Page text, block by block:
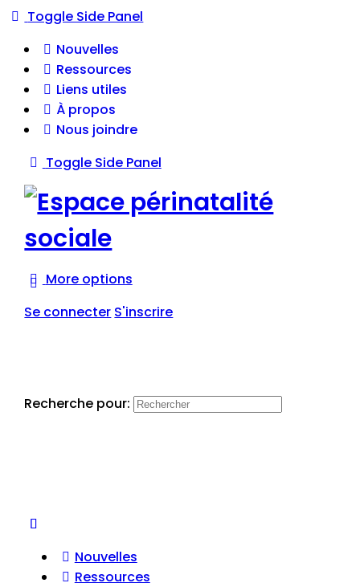
Toggle Side Panel
Nouvelles
Ressources
Liens utiles
À propos
Nous joindre
Toggle Side Panel
More options
Se connecter S'inscrire
Recherche pour:
Nouvelles
Ressources